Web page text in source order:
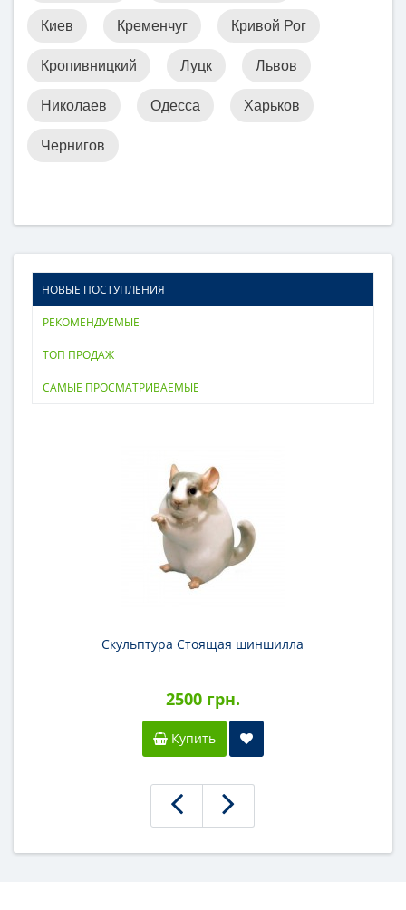
Киев Кременчуг Кривой Рог
Кропивницкий Луцк Львов
Николаев Одесса Харьков
Чернигов
НОВЫЕ ПОСТУПЛЕНИЯ
РЕКОМЕНДУЕМЫЕ
ТОП ПРОДАЖ
САМЫЕ ПРОСМАТРИВАЕМЫЕ
Скульптура Стоящая шиншилла
2500 грн.
Купить